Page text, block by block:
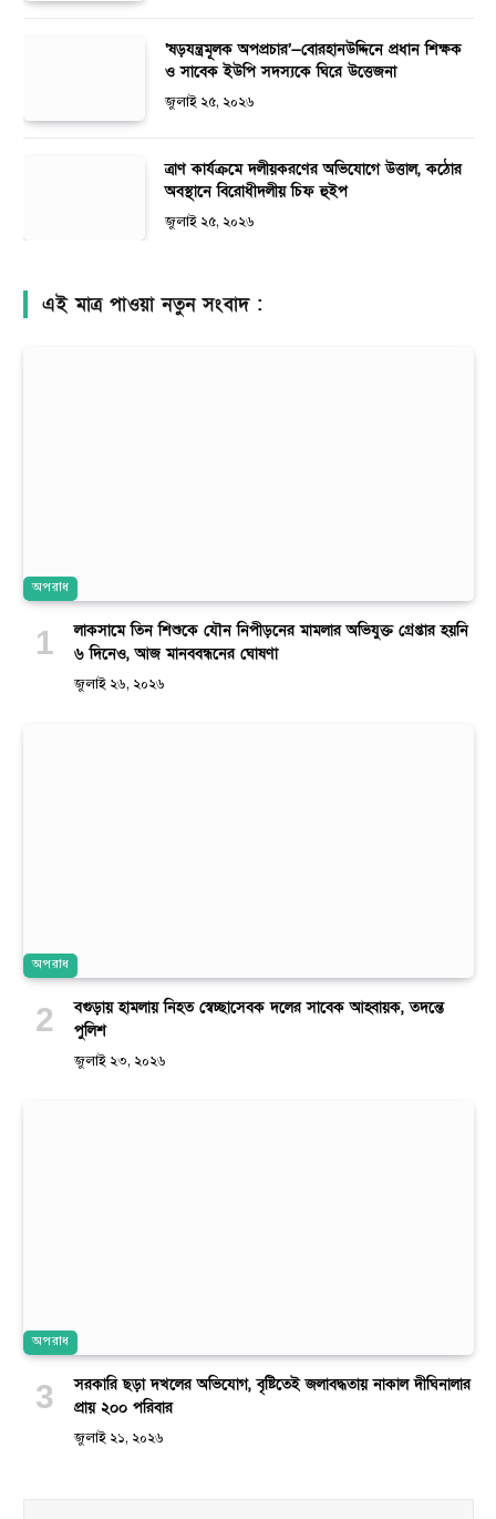
‘ষড়যন্ত্রমূলক অপপ্রচার’—বোরহানউদ্দিনে প্রধান শিক্ষক
ও সাবেক ইউপি সদস্যকে ঘিরে উত্তেজনা
জুলাই ২৫, ২০২৬
ত্রাণ কার্যক্রমে দলীয়করণের অভিযোগে উত্তাল, কঠোর
অবস্থানে বিরোধীদলীয় চিফ হুইপ
জুলাই ২৫, ২০২৬
এই মাত্র পাওয়া নতুন সংবাদ :
অপরাধ
লাকসামে তিন শিশুকে যৌন নিপীড়নের মামলার অভিযুক্ত গ্রেপ্তার হয়নি
৬ দিনেও, আজ মানববন্ধনের ঘোষণা
জুলাই ২৬, ২০২৬
অপরাধ
বগুড়ায় হামলায় নিহত স্বেচ্ছাসেবক দলের সাবেক আহ্বায়ক, তদন্তে
পুলিশ
জুলাই ২৩, ২০২৬
অপরাধ
সরকারি ছড়া দখলের অভিযোগ, বৃষ্টিতেই জলাবদ্ধতায় নাকাল দীঘিনালার
প্রায় ২০০ পরিবার
জুলাই ২১, ২০২৬